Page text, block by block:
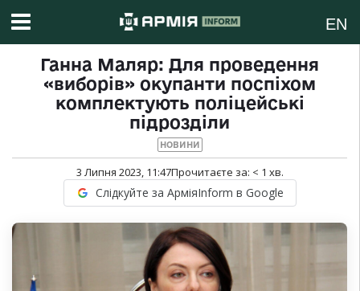
EN
Ганна Маляр: Для проведення
«виборів» окупанти поспіхом
комплектують поліцейські
підрозділи
НОВИНИ
3 Липня 2023, 11:47Прочитаєте за: < 1 хв.
Слідкуйте за АрміяInform в Google